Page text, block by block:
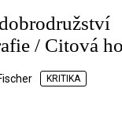
/ Citová
KRITIKA